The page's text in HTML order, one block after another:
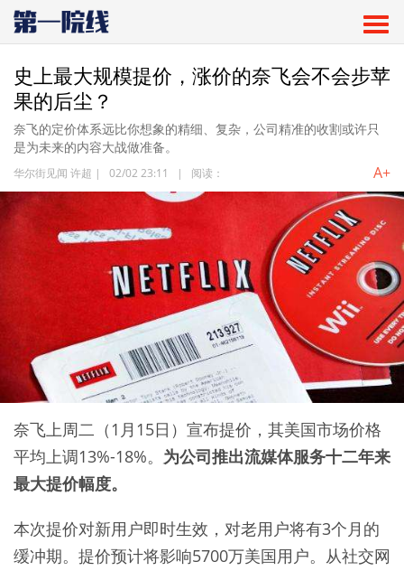
史上最大规模提价，涨价的奈飞会不会步苹
果的后尘？
奈飞的定价体系远比你想象的精细、复杂，公司精准的收割或许只
是为未来的内容大战做准备。
华尔街见闻 许超 | 02/02 23:11 | 阅读： A+
奈飞上周二（1月15日）宣布提价，其美国市场价格
平均上调13%-18%。 为公司推出流媒体服务十二年来
最大提价幅度。
本次提价对新用户即时生效，对老用户将有3个月的
缓冲期。提价预计将影响5700万美国用户。从社交网